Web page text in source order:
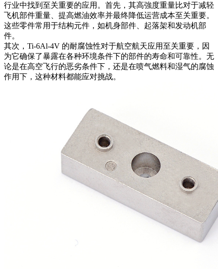
行业中找到至关重要的应用。首先，其高強度重量比对于减轻
飞机部件重量、提高燃油效率并最终降低运营成本至关重要。
这些零件常用于结构元件，如机身部件、起落架和发动机部
件。
其次，Ti-6Al-4V 的耐腐蚀性对于航空航天应用至关重要，因
为它确保了暴露在各种环境条件下的部件的寿命和可靠性。无
论是在高空飞行的恶劣条件下，还是在喷气燃料和湿气的腐蚀
作用下，这种材料都能应对挑战。